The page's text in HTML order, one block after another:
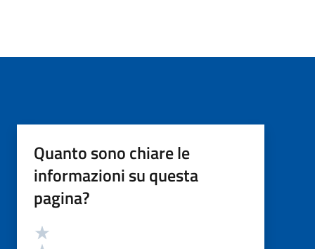
Quanto sono chiare le
informazioni su questa
pagina?
Valutazione